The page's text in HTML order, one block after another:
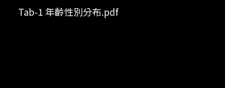
Tab-1 年齡性別分布.pdf